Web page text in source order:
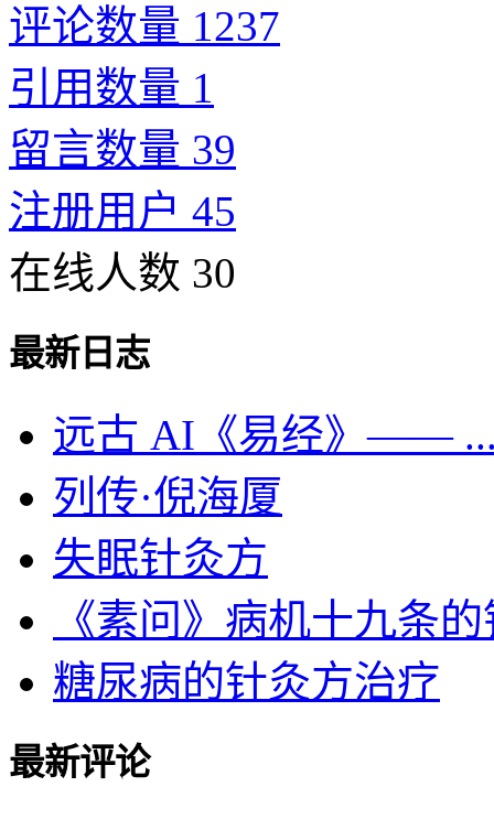
评论数量 1237
引用数量 1
留言数量 39
注册用户 45
在线人数 30
最新日志
远古 AI《易经》——
列传·倪海厦
失眠针灸方
《素问》病机十九条
糖尿病的针灸方治疗
最新评论